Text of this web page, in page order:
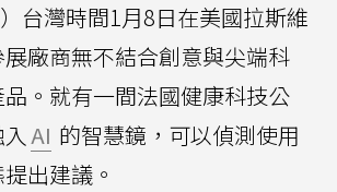
）台灣時間1月8日在美國拉斯維
廠商無不結合創意與尖端科
。就有一間法國健康科技公
AI 的智慧鏡，可以偵測使用
出建議。